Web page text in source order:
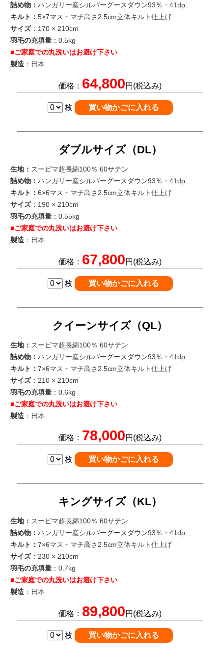
詰め物：ハンガリー産シルバーグースダウン93％・41dp
キルト：5×7マス・マチ高さ2.5cm立体キルト仕上げ
サイズ：170 × 210cm
羽毛の充填量 ：0.5kg
■ご家庭での丸洗いはお避け下さい
製造 ：日本
価格： 64,800円(税込み)
枚
ダブルサイズ（DL）
生地： スーピマ超長綿100％ 60サテン
詰め物：ハンガリー産シルバーグースダウン93％・41dp
キルト：6×6マス・マチ高さ2.5cm立体キルト仕上げ
サイズ：190 × 210cm
羽毛の充填量 ：0.55kg
■ご家庭での丸洗いはお避け下さい
製造 ：日本
価格： 67,800円(税込み)
枚
クイーンサイズ（QL）
生地： スーピマ超長綿100％ 60サテン
詰め物：ハンガリー産シルバーグースダウン93％・41dp
キルト：7×6マス・マチ高さ2.5cm立体キルト仕上げ
サイズ：210 × 210cm
羽毛の充填量 ：0.6kg
■ご家庭での丸洗いはお避け下さい
製造 ：日本
価格： 78,000円(税込み)
枚
キングサイズ（KL）
生地： スーピマ超長綿100％ 60サテン
詰め物：ハンガリー産シルバーグースダウン93％・41dp
キルト：7×6マス・マチ高さ2.5cm立体キルト仕上げ
サイズ：230 × 210cm
羽毛の充填量 ：0.7kg
■ご家庭での丸洗いはお避け下さい
製造 ：日本
価格： 89,800円(税込み)
枚